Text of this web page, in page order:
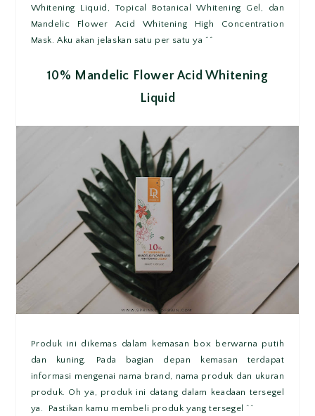
Whitening Liquid, Topical Botanical Whitening Gel, dan
Mandelic Flower Acid Whitening High Concentration
Mask. Aku akan jelaskan satu per satu ya ^^
10% Mandelic Flower Acid Whitening
Liquid
Produk ini dikemas dalam kemasan box berwarna putih
dan kuning. Pada bagian depan kemasan terdapat
informasi mengenai nama brand, nama produk dan ukuran
produk. Oh ya, produk ini datang dalam keadaan tersegel
ya. Pastikan kamu membeli produk yang tersegel ^^